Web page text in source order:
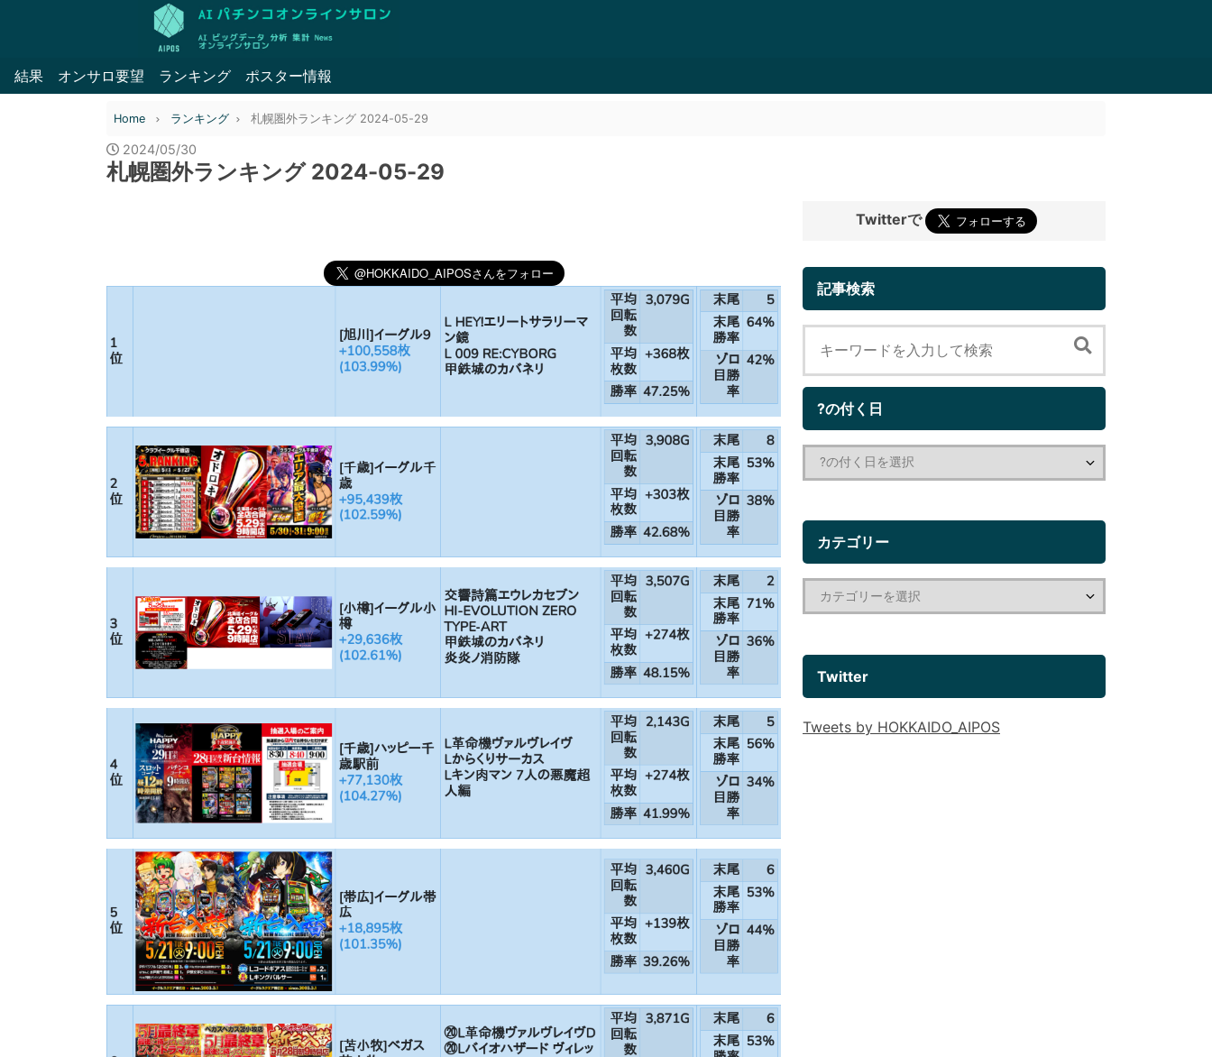
結果 オンサロ要望 ランキング ポスター情報
Home ランキング 札幌圏外ランキング 2024-05-29
2024/05/30
札幌圏外ランキング 2024-05-29
Twitterで
記事検索
?の付く日
カテゴリー
Twitter
Tweets by HOKKAIDO_AIPOS